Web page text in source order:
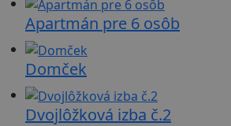
Apartmán pre 6 osôb
Domček
Dvojlôžková izba č.2